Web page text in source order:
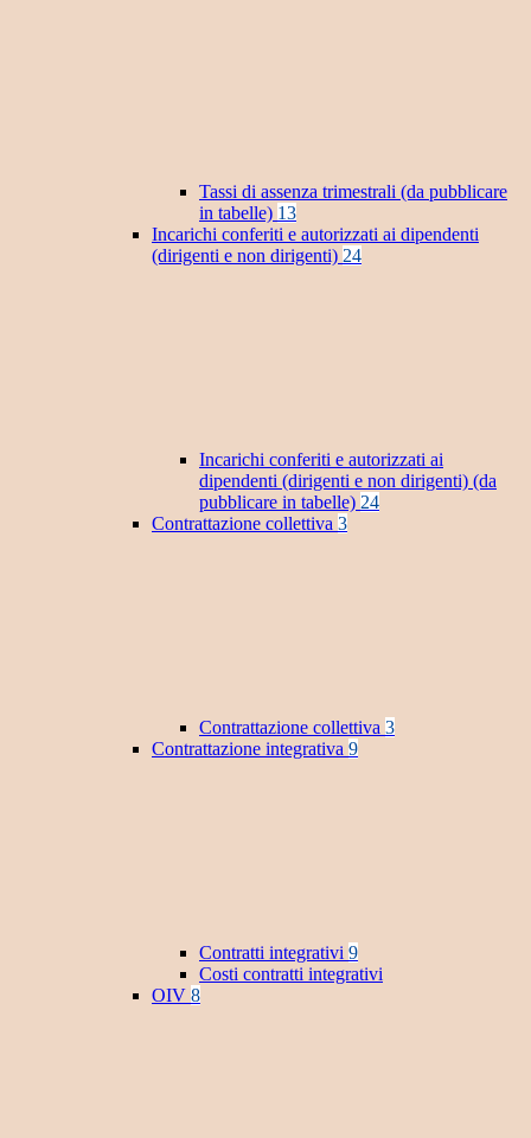
Tassi di assenza trimestrali (da pubblicare
in tabelle) 13
Incarichi conferiti e autorizzati ai dipendenti
(dirigenti e non dirigenti) 24
Incarichi conferiti e autorizzati ai
dipendenti (dirigenti e non dirigenti) (da
pubblicare in tabelle) 24
Contrattazione collettiva 3
Contrattazione collettiva 3
Contrattazione integrativa 9
Contratti integrativi 9
Costi contratti integrativi
OIV 8